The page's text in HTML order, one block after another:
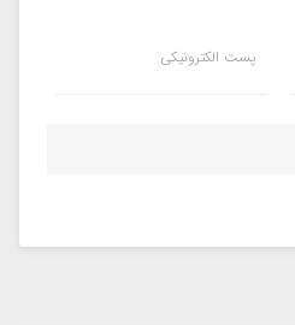
پست الکترونیکی